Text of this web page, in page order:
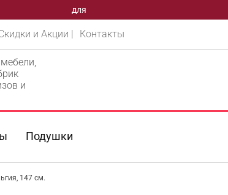
для
и Акции | Контакты
и
Подушки
147 см.